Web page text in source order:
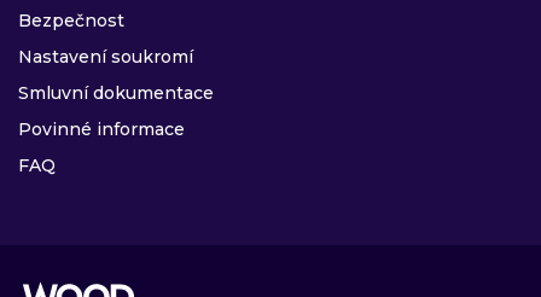
Bezpečnost
Nastavení soukromí
Smluvní dokumentace
Povinné informace
FAQ